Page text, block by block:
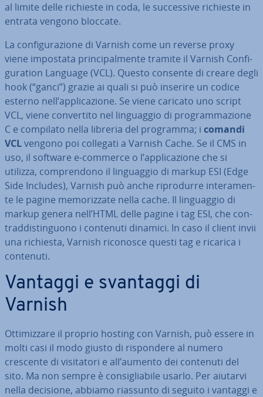
al limite delle richieste in coda, le suc­ces­si­ve richieste in
entrata vengono bloccate.
La con­fi­gu­ra­zio­ne di Varnish come un reverse proxy
viene impostata prin­ci­pal­men­te tramite il Varnish Con­fi­
gu­ra­tion Language (VCL). Questo consente di creare degli
hook (“ganci”) grazie ai quali si può inserire un codice
esterno nell’ap­pli­ca­zio­ne. Se viene caricato uno script
VCL, viene con­ver­ti­to nel lin­guag­gio di pro­gram­ma­zio­ne
C e compilato nella libreria del programma; i comandi
VCLvengono poi collegati a Varnish Cache. Se il CMS in
uso, il software e-commerce o l’ap­pli­ca­zio­ne che si
utilizza, com­pren­do­no il lin­guag­gio di markup ESI (Edge
Side Includes), Varnish può anche ri­pro­dur­re in­te­ra­men­
te le pagine me­mo­riz­za­te nella cache. Il lin­guag­gio di
markup genera nell’HTML delle pagine i tag ESI, che con­
trad­di­stin­guo­no i contenuti dinamici. In caso il client invii
una richiesta, Varnish riconosce questi tag e ricarica i
contenuti.
Vantaggi e svantaggi di
Varnish
Ot­ti­miz­za­re il proprio hosting con Varnish, può essere in
molti casi il modo giusto di ri­spon­de­re al numero
crescente di vi­si­ta­to­ri e all’aumento dei contenuti del
sito. Ma non sempre è con­si­glia­bi­le usarlo. Per aiutarvi
nella decisione, abbiamo riassunto di seguito i vantaggi e